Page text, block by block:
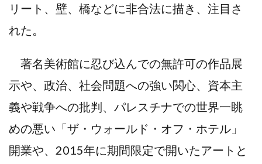
リート、壁、橋などに非合法に描き、注目さ
れた。
著名美術館に忍び込んでの無許可の作品展
示や、政治、社会問題への強い関心、資本主
義や戦争への批判、パレスチナでの世界一眺
めの悪い「ザ・ウォールド・オフ・ホテル」
開業や、2015年に期間限定で開いたアートと